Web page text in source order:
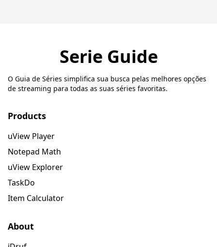
Serie Guide
O Guia de Séries simplifica sua busca pelas melhores opções
de streaming para todas as suas séries favoritas.
Products
uView Player
Notepad Math
uView Explorer
TaskDo
Item Calculator
About